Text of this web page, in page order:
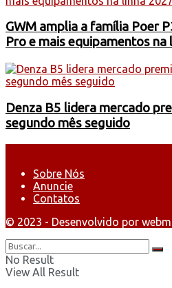
GWM amplia a família Poer
Pro e mais equipamentos na
Denza B5 lidera mercado
segundo mês seguido
Sobre Nós
Anuncie
Contatos
© 2023 - Desenvolvido por
No Result
View All Result